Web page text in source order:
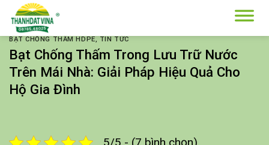
content
BẠT CHỐNG THẤM HDPE, TIN TỨC
Bạt Chống Thấm Trong Lưu Trữ Nước
Trên Mái Nhà: Giải Pháp Hiệu Quả Cho
Hộ Gia Đình
5/5 - (7 bình chọn)